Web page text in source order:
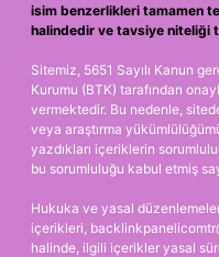
isim benzerlikleri tamamen
halindedir ve tavsiye niteliği
Sitemiz, 5651 Sayılı Kanun
Kurumu (BTK) tarafından
vermektedir. Bu nedenle,
veya araştırma
yazdıkları içeriklerin
bu sorumluluğu kabul etmiş
Hukuka ve yasal
içerikleri,
halinde, ilgili içerikler yasal